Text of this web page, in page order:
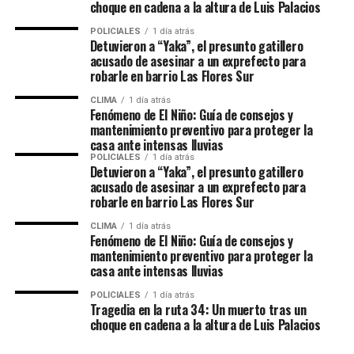
El accidente ocurrió el jueves pasado por la noche,
cuando un micro turístico que trasladaba a más de 30
pasajeros chocó contra otro vehículo y terminó
volcando en una ruta del noreste australiano. Las
autoridades locales calificaron la escena como
“catastrófica” y confirmaron que hubo varios heridos
además de la víctima fatal argentina.
Serena había sido trasladada con vida a un centro
médico luego del impacto, pero falleció poco después
debido a la gravedad de las lesiones sufridas. Su amiga
Valentina continúa internada bajo observación médica y
evoluciona favorablemente.
La joven era oriunda de Rosario y había desarrollado una
vida marcada por los viajes. Con ciudadanía argentina e
italiana, desde 2020 residía en Europa y trabajaba en el
choque en cadena a la altura de Luis Palacios
POLICIALES 1 día atrás
Detuvieron a “Yaka”, el presunto gatillero
acusado de asesinar a un exprefecto para
robarle en barrio Las Flores Sur
CLIMA 1 día atrás
Fenómeno de El Niño: Guía de consejos y
mantenimiento preventivo para proteger la
casa ante intensas lluvias
POLICIALES 1 día atrás
Detuvieron a “Yaka”, el presunto gatillero
acusado de asesinar a un exprefecto para
robarle en barrio Las Flores Sur
CLIMA 1 día atrás
Fenómeno de El Niño: Guía de consejos y
mantenimiento preventivo para proteger la
casa ante intensas lluvias
POLICIALES 1 día atrás
Tragedia en la ruta 34: Un muerto tras un
choque en cadena a la altura de Luis Palacios